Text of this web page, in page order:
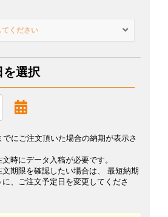
ください
を選択
でにご注文頂いた場合の納期が表示さ
時にデータ入稿が必要です。
期限を確認したい場合は、 最短納期
、ご注文予定日を変更してくださ